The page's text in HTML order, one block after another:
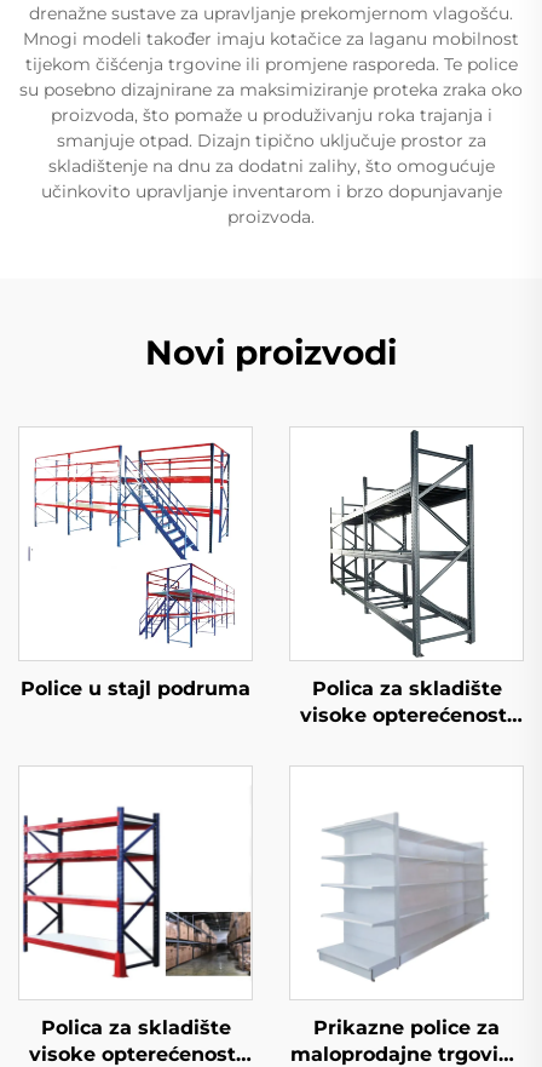
drenažne sustave za upravljanje prekomjernom vlagošću.
Mnogi modeli također imaju kotačice za laganu mobilnost
tijekom čišćenja trgovine ili promjene rasporeda. Te police
su posebno dizajnirane za maksimiziranje protekа zraka oko
proizvoda, što pomaže u produživanju roka trajanja i
smanjuje otpad. Dizajn tipično uključuje prostor za
skladištenje na dnu za dodatni zalihу, što omogućuje
učinkovito upravljanje inventarom i brzo dopunjavanje
proizvoda.
Novi proizvodi
Police u stajl podruma
Polica za skladište
visoke opterećenosti
Polica za skladište
visoke opterećenosti
Prikazne police za
maloprodajne trgovine